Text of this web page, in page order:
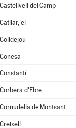
Castellvell del Camp
Catllar, el
Colldejou
Conesa
Constantí
Corbera d'Ebre
Cornudella de Montsant
Creixell